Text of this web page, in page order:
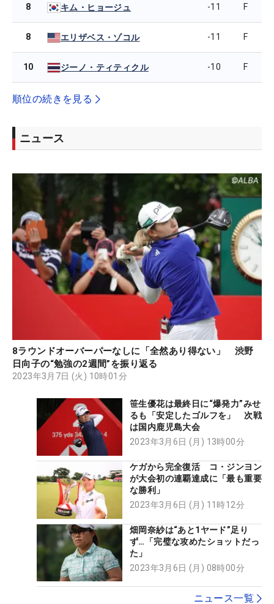
8 キム・ヒョージュ -11 F
8 エリザベス・ゾコル -11 F
10 ジーノ・ティティクル -10 F
順位の続きを見る
ニュース
8ラウンドオーバーパーなしに「全然あり得ない」 渋野
日向子の“勉強の2週間”を振り返る
2023年3月7日 (火) 10時01分
笹生優花は最終日に“爆発力”みせ
るも「安定したゴルフを」 次戦
は国内鹿児島大会
2023年3月6日 (月) 13時00分
ケガから完全復活 コ・ジンヨン
が大会初の連覇達成に「最も重要
な勝利」
2023年3月6日 (月) 11時12分
畑岡奈紗は“あと1ヤード”足り
ず…「完璧な攻めたショットだっ
た」
2023年3月6日 (月) 08時00分
ニュース一覧